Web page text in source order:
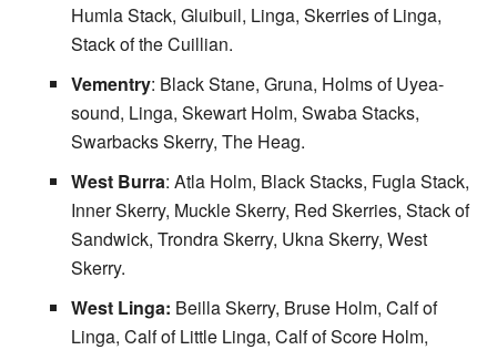
Humla Stack, Gluibuil, Linga, Skerries of Linga,
Stack of the Cuillian.
Vementry: Black Stane, Gruna, Holms of Uyea-
sound, Linga, Skewart Holm, Swaba Stacks,
Swarbacks Skerry, The Heag.
West Burra: Atla Holm, Black Stacks, Fugla Stack,
Inner Skerry, Muckle Skerry, Red Skerries, Stack of
Sandwick, Trondra Skerry, Ukna Skerry, West
Skerry.
West Linga: Beilla Skerry, Bruse Holm, Calf of
Linga, Calf of Little Linga, Calf of Score Holm,